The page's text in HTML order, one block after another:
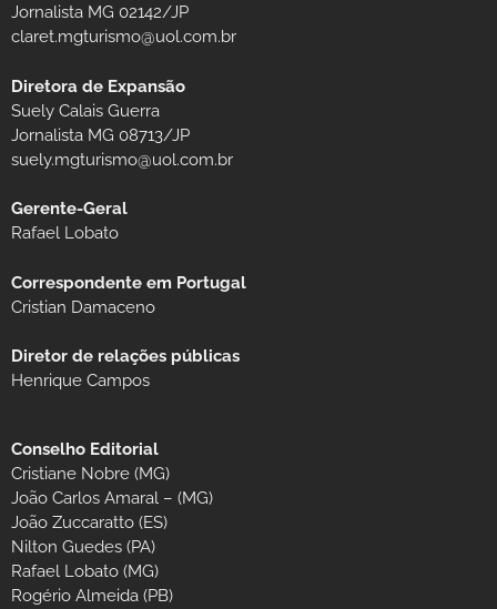
Jornalista MG 02142/JP
claret.mgturismo@uol.com.br
Diretora de Expansão
Suely Calais Guerra
Jornalista MG 08713/JP
suely.mgturismo@uol.com.br
Gerente-Geral
Rafael Lobato
Correspondente em Portugal
Cristian Damaceno
Diretor de relações públicas
Henrique Campos
Conselho Editorial
Cristiane Nobre (MG)
João Carlos Amaral – (MG)
João Zuccaratto (ES)
Nilton Guedes (PA)
Rafael Lobato (MG)
Rogério Almeida (PB)